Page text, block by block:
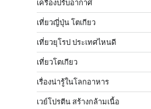
เครื่องปรับอากาศ
เที่ยวญี่ปุ่น โตเกียว
เที่ยวยุโรป ประเทศไหนดี
เที่ยวโตเกียว
เรื่องน่ารู้ในโลกอาหาร
เวย์โปรตีน สร้างกล้ามเนื้อ